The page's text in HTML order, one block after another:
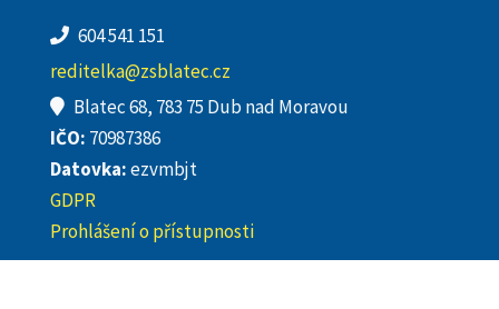
604 541 151
reditelka@zsblatec.cz
Blatec 68, 783 75 Dub nad Moravou
IČO: 70987386
Datovka:ezvmbjt
GDPR
Prohlášení o přístupnosti